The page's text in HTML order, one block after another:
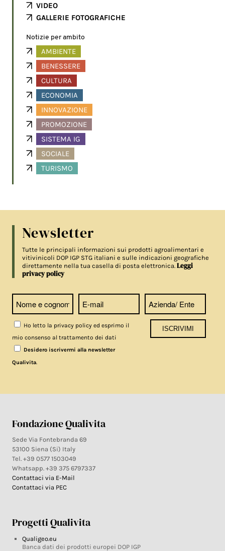
VIDEO
GALLERIE FOTOGRAFICHE
Notizie per ambito
AMBIENTE
BENESSERE
CULTURA
ECONOMIA
INNOVAZIONE
PROMOZIONE
SISTEMA IG
SOCIALE
TURISMO
Newsletter
Tutte le principali informazioni sui prodotti agroalimentari e
vitivinicoli DOP IGP STG italiani e sulle indicazioni geografiche
direttamente nella tua casella di posta elettronica.Leggi
privacy policy
Ho letto la privacy policy ed esprimo il
mio consenso al trattamento dei dati
Desidero iscrivermi alla newsletter
Qualivita.
Fondazione Qualivita
Sede Via Fontebranda 69
53100 Siena (Si) Italy
Tel. +39 0577 1503049
Whatsapp. +39 375 6797337
Contattaci via E-Mail
Contattaci via PEC
Progetti Qualivita
Qualigeo.eu
Banca dati dei prodotti europei DOP IGP